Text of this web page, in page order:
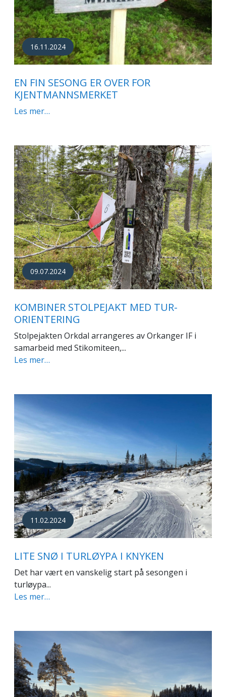
16.11.2024
EN FIN SESONG ER OVER FOR
KJENTMANNSMERKET
Les mer…
09.07.2024
KOMBINER STOLPEJAKT MED TUR-
ORIENTERING
Stolpejakten Orkdal arrangeres av Orkanger IF i
samarbeid med Stikomiteen,...
Les mer…
11.02.2024
LITE SNØ I TURLØYPA I KNYKEN
Det har vært en vanskelig start på sesongen i
turløypa...
Les mer…